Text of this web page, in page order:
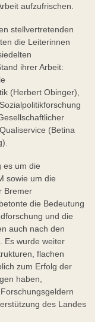
aufzufrischen.
stellvertretenden
die Leiterinnen
ihrer Arbeit:
(Herbert Obinger),
(Betina
es um die
sowie um die
Bremer
die Bedeutung
und die
auch nach den
Es wurde weiter
flachen
zum Erfolg der
haben,
des Landes